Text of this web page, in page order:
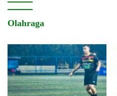
Olahraga